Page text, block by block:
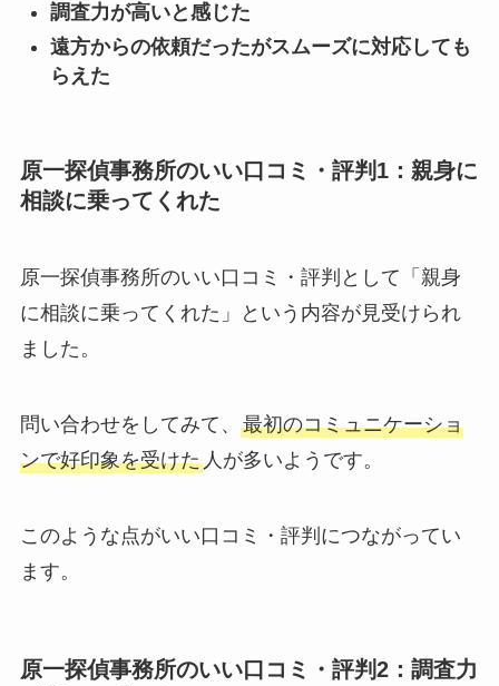
調査力が高いと感じた
遠方からの依頼だったがスムーズに対応しても
らえた
原一探偵事務所のいい口コミ・評判1：親身に
相談に乗ってくれた
原一探偵事務所のいい口コミ・評判として「親身
に相談に乗ってくれた」という内容が見受けられ
ました。
問い合わせをしてみて、 最初のコミュニケーショ
ンで好印象を受けた人が多いようです。
このような点がいい口コミ・評判につながってい
ます。
原一探偵事務所のいい口コミ・評判2：調査力